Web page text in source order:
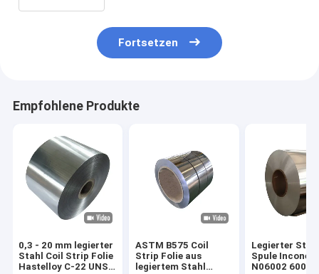
Fortsetzen
Empfohlene Produkte
0,3 - 20 mm legierter
Stahl Coil Strip Folie
Hastelloy C-22 UNS
ASTM B575 Coil
Strip Folie aus
legiertem Stahl
Legierter
Spule Inconel
N06002 600